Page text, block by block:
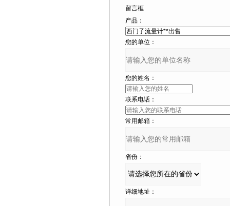
留言框
产品：
您的单位：
您的姓名：
联系电话：
常用邮箱：
省份：
详细地址：